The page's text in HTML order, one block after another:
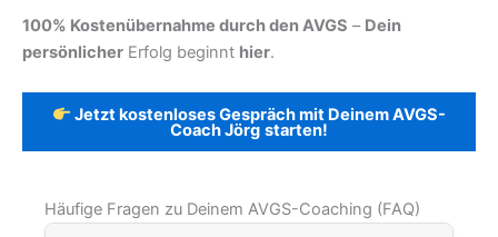
100% Kostenübernahme durch den AVGS – Dein
persönlicher Erfolg beginnt hier.
Jetzt kostenloses Gespräch mit Deinem AVGS-
Coach Jörg starten!
Häufige Fragen zu Deinem AVGS-Coaching (FAQ)